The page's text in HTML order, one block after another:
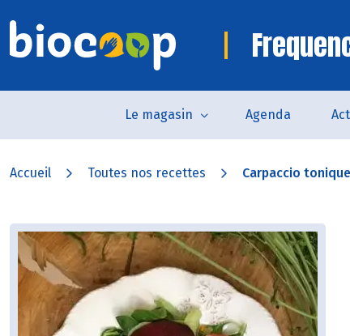
Le magasin Agenda
Accueil Toutes nos recettes Carpaccio